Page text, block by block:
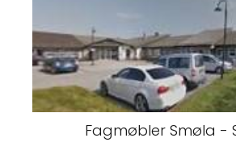
Fagmøbler Smøla -